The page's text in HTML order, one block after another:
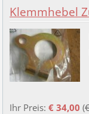
Klemmhebel
Ihr Preis: € 34,00 (